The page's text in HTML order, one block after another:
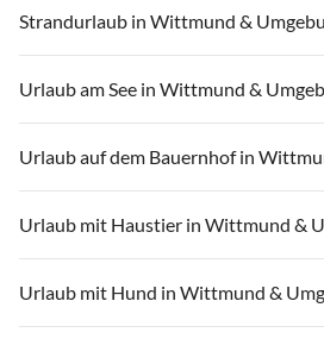
Strandurlaub in Wittmund &
Urlaub am See in Wittmund &
Urlaub auf dem Bauernhof in
Urlaub mit Haustier in Wittmund &
Urlaub mit Hund in Wittmund &